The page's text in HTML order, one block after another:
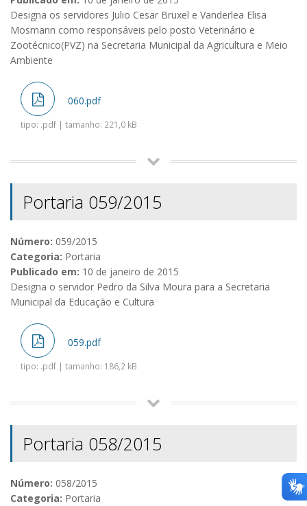
Designa os servidores Julio Cesar Bruxel e Vanderlea Elisa
Mosmann como responsáveis pelo posto Veterinário e
Zootécnico(PVZ) na Secretaria Municipal da Agricultura e Meio
Ambiente
060.pdf
tipo: .pdf | tamanho: 221,0 kB
Portaria 059/2015
Número: 059/2015
Categoria: Portaria
Publicado em: 10 de janeiro de 2015
Designa o servidor Pedro da Silva Moura para a Secretaria
Municipal da Educação e Cultura
059.pdf
tipo: .pdf | tamanho: 186,2 kB
Portaria 058/2015
Número: 058/2015
Categoria: Portaria